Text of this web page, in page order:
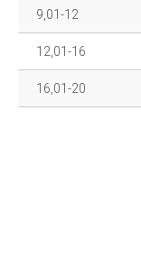
9,01-12
12,01-16
16,01-20